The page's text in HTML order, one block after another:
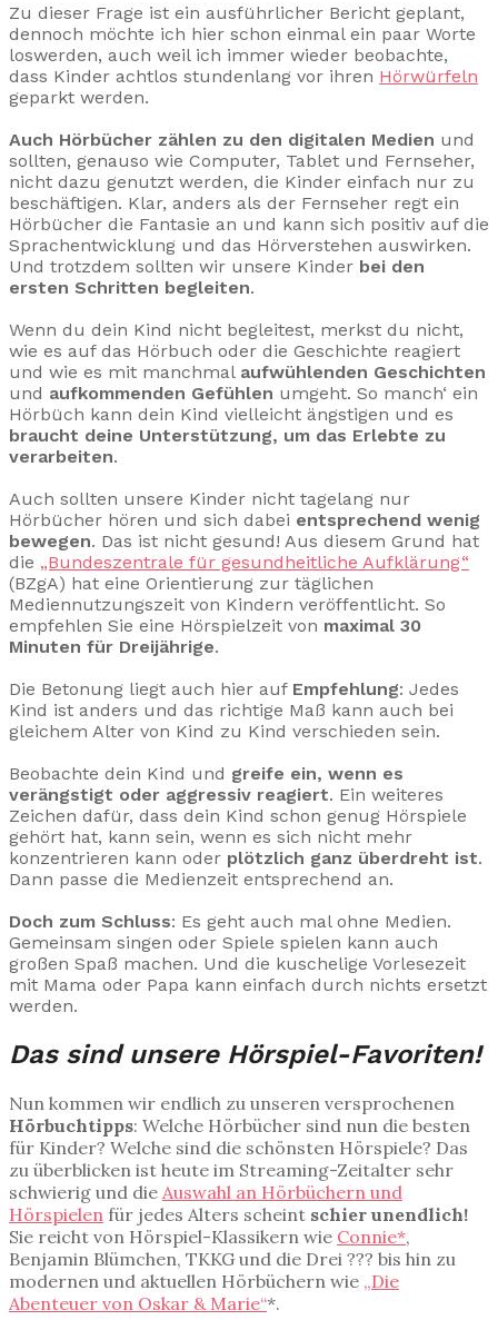
Zu dieser Frage ist ein ausführlicher Bericht geplant,
dennoch möchte ich hier schon einmal ein paar Worte
loswerden, auch weil ich immer wieder beobachte,
dass Kinder achtlos stundenlang vor ihren Hörwürfeln
geparkt werden.
Auch Hörbücher zählen zu den digitalen Medien und
sollten, genauso wie Computer, Tablet und Fernseher,
nicht dazu genutzt werden, die Kinder einfach nur zu
beschäftigen. Klar, anders als der Fernseher regt ein
Hörbücher die Fantasie an und kann sich positiv auf die
Sprachentwicklung und das Hörverstehen auswirken.
Und trotzdem sollten wir unsere Kinder bei den
ersten Schritten begleiten.
Wenn du dein Kind nicht begleitest, merkst du nicht,
wie es auf das Hörbuch oder die Geschichte reagiert
und wie es mit manchmal aufwühlenden Geschichten
und aufkommenden Gefühlen umgeht. So manch‘ ein
Hörbüch kann dein Kind vielleicht ängstigen und es
braucht deine Unterstützung, um das Erlebte zu
verarbeiten.
Auch sollten unsere Kinder nicht tagelang nur
Hörbücher hören und sich dabei entsprechend wenig
bewegen. Das ist nicht gesund! Aus diesem Grund hat
die „Bundeszentrale für gesundheitliche Aufklärung“
(BZgA) hat eine Orientierung zur täglichen
Mediennutzungszeit von Kindern veröffentlicht. So
empfehlen Sie eine Hörspielzeit von maximal 30
Minuten für Dreijährige.
Die Betonung liegt auch hier auf Empfehlung: Jedes
Kind ist anders und das richtige Maß kann auch bei
gleichem Alter von Kind zu Kind verschieden sein.
Beobachte dein Kind und greife ein, wenn es
verängstigt oder aggressiv reagiert. Ein weiteres
Zeichen dafür, dass dein Kind schon genug Hörspiele
gehört hat, kann sein, wenn es sich nicht mehr
konzentrieren kann oder plötzlich ganz überdreht ist.
Dann passe die Medienzeit entsprechend an.
Doch zum Schluss: Es geht auch mal ohne Medien.
Gemeinsam singen oder Spiele spielen kann auch
großen Spaß machen. Und die kuschelige Vorlesezeit
mit Mama oder Papa kann einfach durch nichts ersetzt
werden.
Das sind unsere Hörspiel-Favoriten!
Nun kommen wir endlich zu unseren versprochenen
Hörbuchtipps: Welche Hörbücher sind nun die besten
für Kinder? Welche sind die schönsten Hörspiele? Das
zu überblicken ist heute im Streaming-Zeitalter sehr
schwierig und die Auswahl an Hörbüchern und
Hörspielen für jedes Alters scheint schier unendlich!
Sie reicht von Hörspiel-Klassikern wie Connie*,
Benjamin Blümchen, TKKG und die Drei ??? bis hin zu
modernen und aktuellen Hörbüchern wie „Die
Abenteuer von Oskar & Marie“*.